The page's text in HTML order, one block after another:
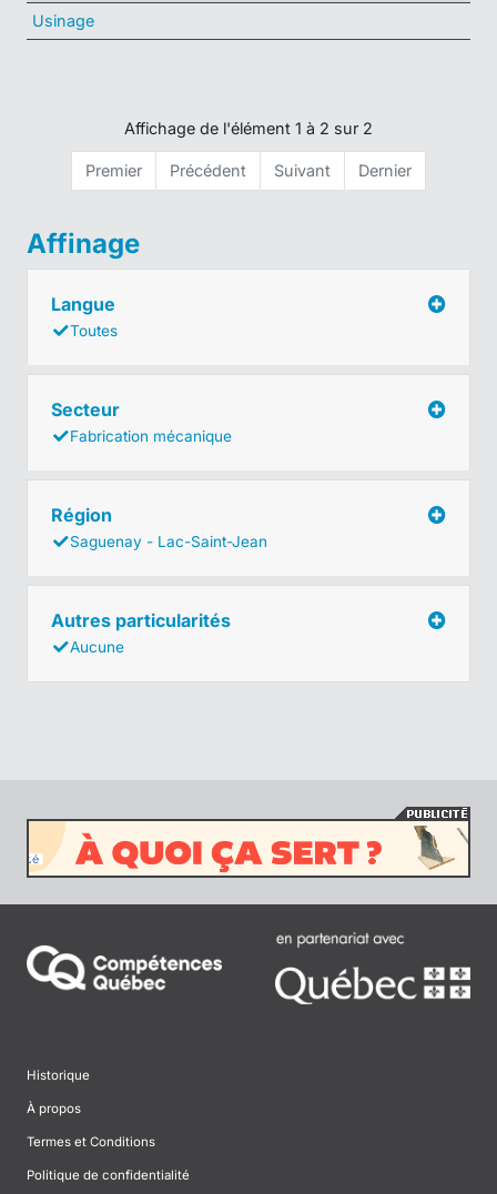
Usinage
Affichage de l'élément 1 à 2 sur 2
Premier Précédent Suivant Dernier
Affinage
Langue
Toutes
Secteur
Fabrication mécanique
Région
Saguenay - Lac-Saint-Jean
Autres particularités
Aucune
Historique
À propos
Termes et Conditions
Politique de confidentialité